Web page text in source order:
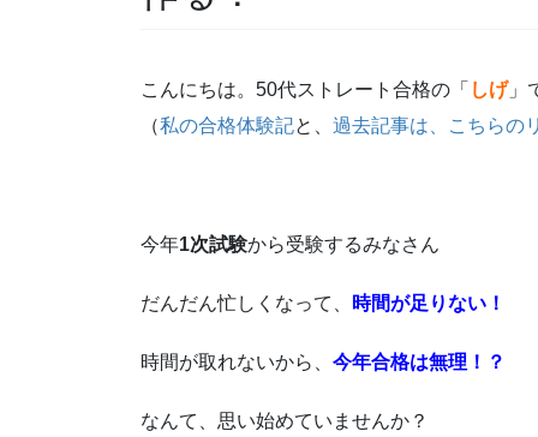
こんにちは。50代ストレート合格の「 しげ」
（私の合格体験記と、 過去記事は、こちらの
今年1次試験から受験するみなさん
だんだん忙しくなって、 時間が足りない！
時間が取れないから、 今年合格は無理！？
なんて、思い始めていませんか？